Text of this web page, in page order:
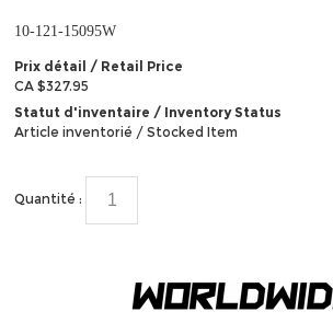
10-121-15095W
Prix détail / Retail Price
CA $327.95
Statut d'inventaire / Inventory Status
Article inventorié / Stocked Item
Quantité :